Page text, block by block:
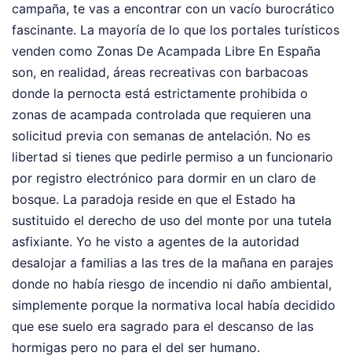
campaña, te vas a encontrar con un vacío burocrático
fascinante. La mayoría de lo que los portales turísticos
venden como Zonas De Acampada Libre En España
son, en realidad, áreas recreativas con barbacoas
donde la pernocta está estrictamente prohibida o
zonas de acampada controlada que requieren una
solicitud previa con semanas de antelación. No es
libertad si tienes que pedirle permiso a un funcionario
por registro electrónico para dormir en un claro de
bosque. La paradoja reside en que el Estado ha
sustituido el derecho de uso del monte por una tutela
asfixiante. Yo he visto a agentes de la autoridad
desalojar a familias a las tres de la mañana en parajes
donde no había riesgo de incendio ni daño ambiental,
simplemente porque la normativa local había decidido
que ese suelo era sagrado para el descanso de las
hormigas pero no para el del ser humano.